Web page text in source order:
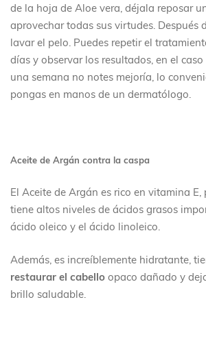
de la hoja de Aloe vera, déjala reposar
aprovechar todas sus virtudes. Después
lavar el pelo. Puedes repetir el
días y observar los resultados, en el
una semana no notes mejoría, lo
pongas en manos de un dermatólogo.
Aceite de Argán contra la caspa
El Aceite de Argán es rico en vitamina
tiene altos niveles de ácidos grasos
ácido oleico y el ácido linoleico.
Además, es increíblemente hidratante,
restaurar el cabello opaco dañado y
brillo saludable.